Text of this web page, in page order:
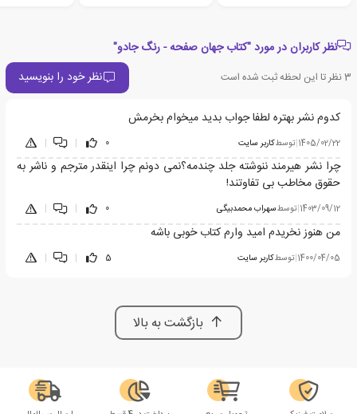
نظر کاربران در مورد "کتاب جهان صفحه - رنگ جادو"
3نظر تا این لحظه ثبت شده است نظر خود را بنویسید
کدوم نشر بهتره لطفا جواب بدید میخوام بخرمش
1405/02/22
|توسطکاربر سایت 0
|
|
چرا نشر هیرمند ننوشته جلد چندمه؟نمی دونم چرا اینقدر مترجم و ناشر به
حقوق مخاطب بی تفاوتند!
1403/09/12 توسطسهراب محمدبیگی 0
من هنوز نخریدم امید وارم کتاب خوبی باشه
1400/04/05
|توسطکاربر سایت 5
|
|
بازگشت به بالا